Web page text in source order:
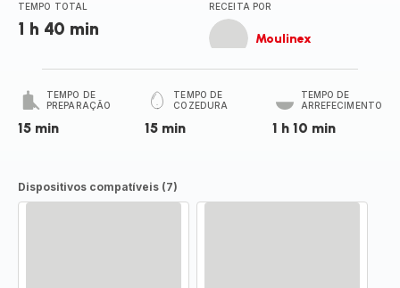
TEMPO TOTAL
1 h 40 min
RECEITA POR
Moulinex
TEMPO DE
PREPARAÇÃO
15 min
TEMPO DE
COZEDURA
15 min
TEMPO DE
ARREFECIMENTO
1 h 10 min
Dispositivos compatíveis (7)